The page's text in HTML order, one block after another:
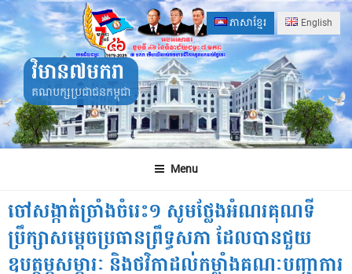
Skip
to
content
ភាសាខ្មែរ English
វិមាន៧មករា
គណបក្សប្រជាជនកម្ពុជា
Menu
ចៅសង្កាត់ច្រាំងចំរេះ១ សូមថ្លែងអំណរគុណទី
ប្រឹក្សាសម្តេចប្រធានព្រឹទ្ធសភា ដែលបានជួយ
ឧបត្ថម្ភសម្ភារៈ និងថវិកាដល់កម្លាំងគណៈបញ្ជាការ